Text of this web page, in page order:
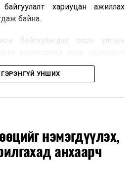
хариуцан ажиллах
байна.
байгуулагдах олон улсын
аюулгүй, шуурхай, соёлтой,
тээврийн үйлчилгээ үзүүлэх
онцлог, зочид, төлөөлөгчдийн
стандарт, жолооч нарын үүрэг
бат, үйлчилгээний соёл, ёс зүй,
талаар нэгдсэн мэдээлэл
УНШИХ
нэмэгдүүлэх,
анхаарч